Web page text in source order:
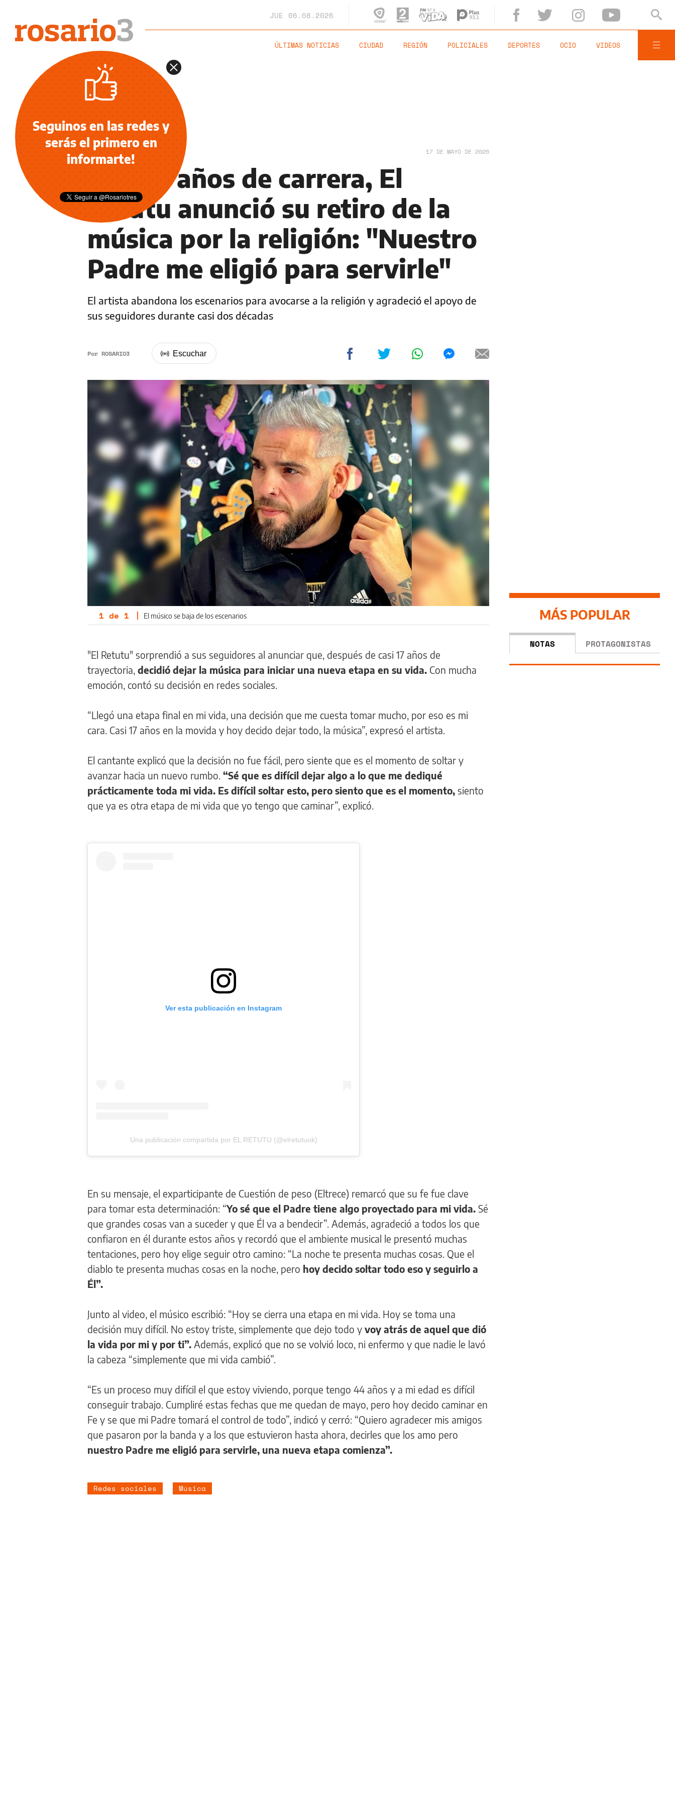
JUE 06.08.2026
ÚLTIMAS NOTICIAS CIUDAD REGIÓN POLICIALES DEPORTES OCIO VIDEOS
OCIO 17 DE MAYO DE 2026
Tras 17 años de carrera, El
Retutu anunció su retiro de la
música por la religión: "Nuestro
Padre me eligió para servirle"
El artista abandona los escenarios para avocarse a la religión y agradeció el apoyo de
sus seguidores durante casi dos décadas
Por ROSARIO3
1 de 1 | El músico se baja de los escenarios
"El Retutu" sorprendió a sus seguidores al anunciar que, después de casi 17 años de
trayectoria, decidió dejar la música para iniciar una nueva etapa en su vida. Con mucha
emoción, contó su decisión en redes sociales.
“Llegó una etapa final en mi vida, una decisión que me cuesta tomar mucho, por eso es mi
cara. Casi 17 años en la movida y hoy decido dejar todo, la música”, expresó el artista.
El cantante explicó que la decisión no fue fácil, pero siente que es el momento de soltar y
avanzar hacia un nuevo rumbo. “Sé que es difícil dejar algo a lo que me dediqué
prácticamente toda mi vida. Es difícil soltar esto, pero siento que es el momento, siento
que ya es otra etapa de mi vida que yo tengo que caminar”, explicó.
Ver esta publicación en Instagram
Una publicación compartida por EL RETUTU (@elretutuok)
En su mensaje, el exparticipante de Cuestión de peso (Eltrece) remarcó que su fe fue clave
para tomar esta determinación: “Yo sé que el Padre tiene algo proyectado para mi vida. Sé
que grandes cosas van a suceder y que Él va a bendecir”. Además, agradeció a todos los que
confiaron en él durante estos años y recordó que el ambiente musical le presentó muchas
tentaciones, pero hoy elige seguir otro camino: “La noche te presenta muchas cosas. Que el
diablo te presenta muchas cosas en la noche, pero hoy decido soltar todo eso y seguirlo a
Él”.
Junto al video, el músico escribió: “Hoy se cierra una etapa en mi vida. Hoy se toma una
decisión muy difícil. No estoy triste, simplemente que dejo todo y voy atrás de aquel que dió
la vida por mi y por ti”. Además, explicó que no se volvió loco, ni enfermo y que nadie le lavó
la cabeza “simplemente que mi vida cambió”.
“Es un proceso muy difícil el que estoy viviendo, porque tengo 44 años y a mi edad es difícil
conseguir trabajo. Cumpliré estas fechas que me quedan de mayo, pero hoy decido caminar en
Fe y se que mi Padre tomará el control de todo”, indicó y cerró: “Quiero agradecer mis amigos
que pasaron por la banda y a los que estuvieron hasta ahora, decirles que los amo pero
nuestro Padre me eligió para servirle, una nueva etapa comienza”.
Redes sociales Música
MÁS POPULAR
NOTAS PROTAGONISTAS
Seguinos en las redes y
serás el primero en
informarte!